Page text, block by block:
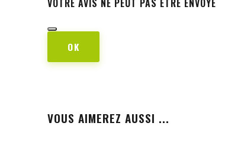
VOTRE AVIS NE PEUT PAS ÊTRE ENVOYÉ
OK
VOUS AIMEREZ AUSSI ...